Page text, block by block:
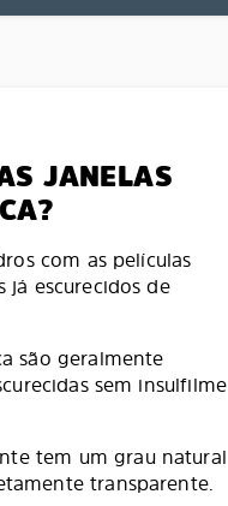
JANELAS
com as películas
já escurecidos de
são geralmente
sem insulfilme
tem um grau natural
transparente.